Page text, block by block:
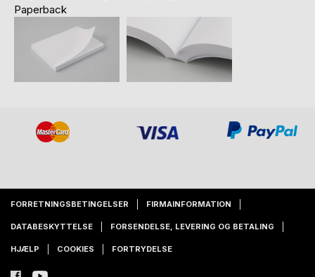
Paperback
FORRETNINGSBETINGELSER FIRMAINFORMATION
DATABESKYTTELSE FORSENDELSE, LEVERING OG BETALING
HJÆLP COOKIES FORTRYDELSE